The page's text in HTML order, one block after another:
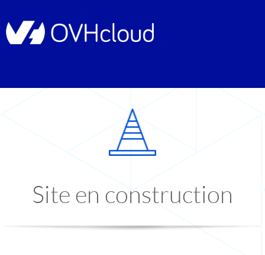
Site en construction